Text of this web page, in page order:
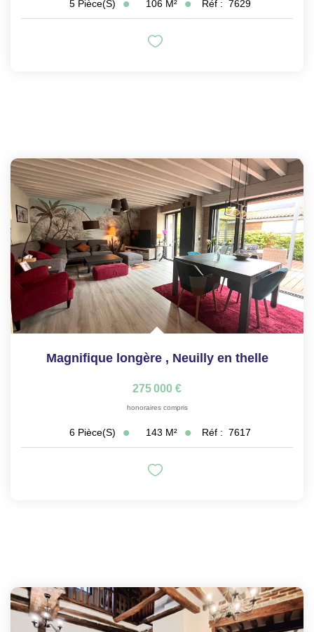
5 Pièce(s) 106 M² Réf : 7629
Magnifique longère , Neuilly en thelle
275 000 €
honoraires compris
6 Pièce(s) 143 M² Réf : 7617